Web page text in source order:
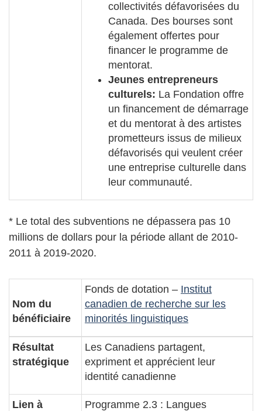
collectivités défavorisées du
Canada. Des bourses sont
également offertes pour
financer le programme de
mentorat.
Jeunes entrepreneurs
culturels: La Fondation offre
un financement de démarrage
et du mentorat à des artistes
prometteurs issus de milieux
défavorisés qui veulent créer
une entreprise culturelle dans
leur communauté.
* Le total des subventions ne dépassera pas 10
millions de dollars pour la période allant de 2010-
2011 à 2019-2020.
Nom du
bénéficiaire
Fonds de dotation – Institut
canadien de recherche sur les
minorités linguistiques
Résultat
stratégique
Les Canadiens partagent,
expriment et apprécient leur
identité canadienne
Lien à
Programme 2.3 : Langues